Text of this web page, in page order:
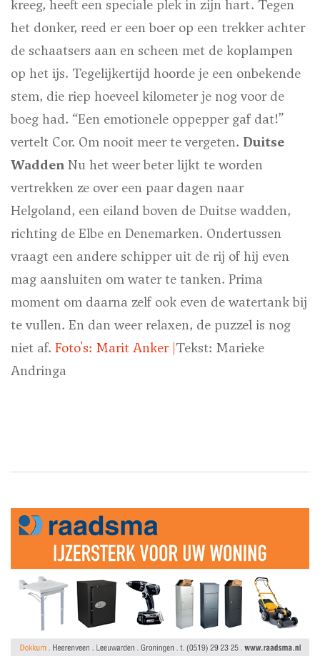
kreeg, heeft een speciale plek in zijn hart. Tegen
het donker, reed er een boer op een trekker achter
de schaatsers aan en scheen met de koplampen
op het ijs. Tegelijkertijd hoorde je een onbekende
stem, die riep hoeveel kilometer je nog voor de
boeg had. “Een emotionele oppepper gaf dat!”
vertelt Cor. Om nooit meer te vergeten. Duitse
Wadden Nu het weer beter lijkt te worden
vertrekken ze over een paar dagen naar
Helgoland, een eiland boven de Duitse wadden,
richting de Elbe en Denemarken. Ondertussen
vraagt een andere schipper uit de rij of hij even
mag aansluiten om water te tanken. Prima
moment om daarna zelf ook even de watertank bij
te vullen. En dan weer relaxen, de puzzel is nog
niet af. Foto's: Marit Anker |Tekst: Marieke
Andringa